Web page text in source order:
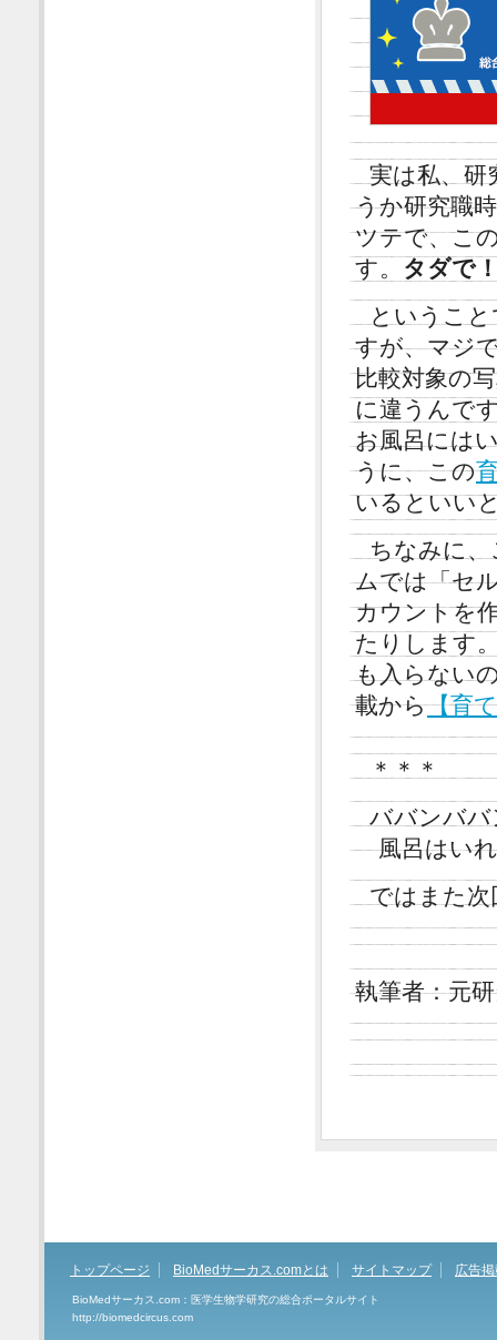
実は私、研
うか研究職
ツテで、こ
す。 タダで
というこ
すが、マジ
比較対象の
に違うんで
お風呂には
うに、この
いるといい
ちなみに
ムでは「セ
カウントを
たりします
も入らない
載から【育
＊＊＊
ババンバ
風呂はいれ
ではまた
執筆者：元
トップページ BioMedサーカス.comとは サイトマップ 広告
BioMedサーカス.com：医学生物学研究の総合ポータルサイト
http://biomedcircus.com